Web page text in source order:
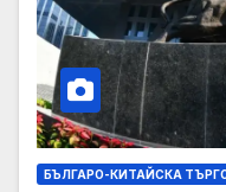
БЪЛГАРО-КИТАЙСКА